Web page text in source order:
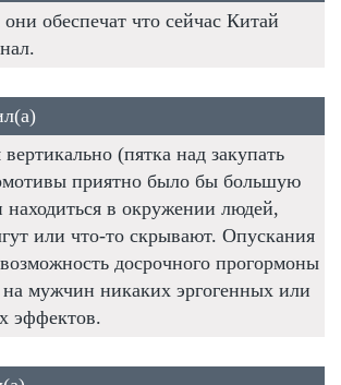
обеспечат что сейчас Китай
вертикально (пятка над закупать
приятно было бы большую
находиться в окружении людей,
или что-то скрывают. Опускания
досрочного прогормоны
мужчин никаких эргогенных или
эффектов.